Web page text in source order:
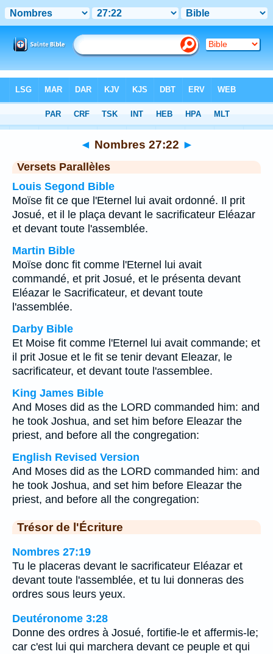
Chapitre 27> Verset 22
◄ Nombres 27:22 ►
Versets Parallèles
Louis Segond Bible
Moïse fit ce que l'Eternel lui avait ordonné. Il prit
Josué, et il le plaça devant le sacrificateur Eléazar
et devant toute l'assemblée.
Martin Bible
Moïse donc fit comme l'Eternel lui avait
commandé, et prit Josué, et le présenta devant
Eléazar le Sacrificateur, et devant toute
l'assemblée.
Darby Bible
Et Moise fit comme l'Eternel lui avait commande; et
il prit Josue et le fit se tenir devant Eleazar, le
sacrificateur, et devant toute l'assemblee.
King James Bible
And Moses did as the LORD commanded him: and
he took Joshua, and set him before Eleazar the
priest, and before all the congregation:
English Revised Version
And Moses did as the LORD commanded him: and
he took Joshua, and set him before Eleazar the
priest, and before all the congregation:
Trésor de l'Écriture
Nombres 27:19
Tu le placeras devant le sacrificateur Eléazar et
devant toute l'assemblée, et tu lui donneras des
ordres sous leurs yeux.
Deutéronome 3:28
Donne des ordres à Josué, fortifie-le et affermis-le;
car c'est lui qui marchera devant ce peuple et qui